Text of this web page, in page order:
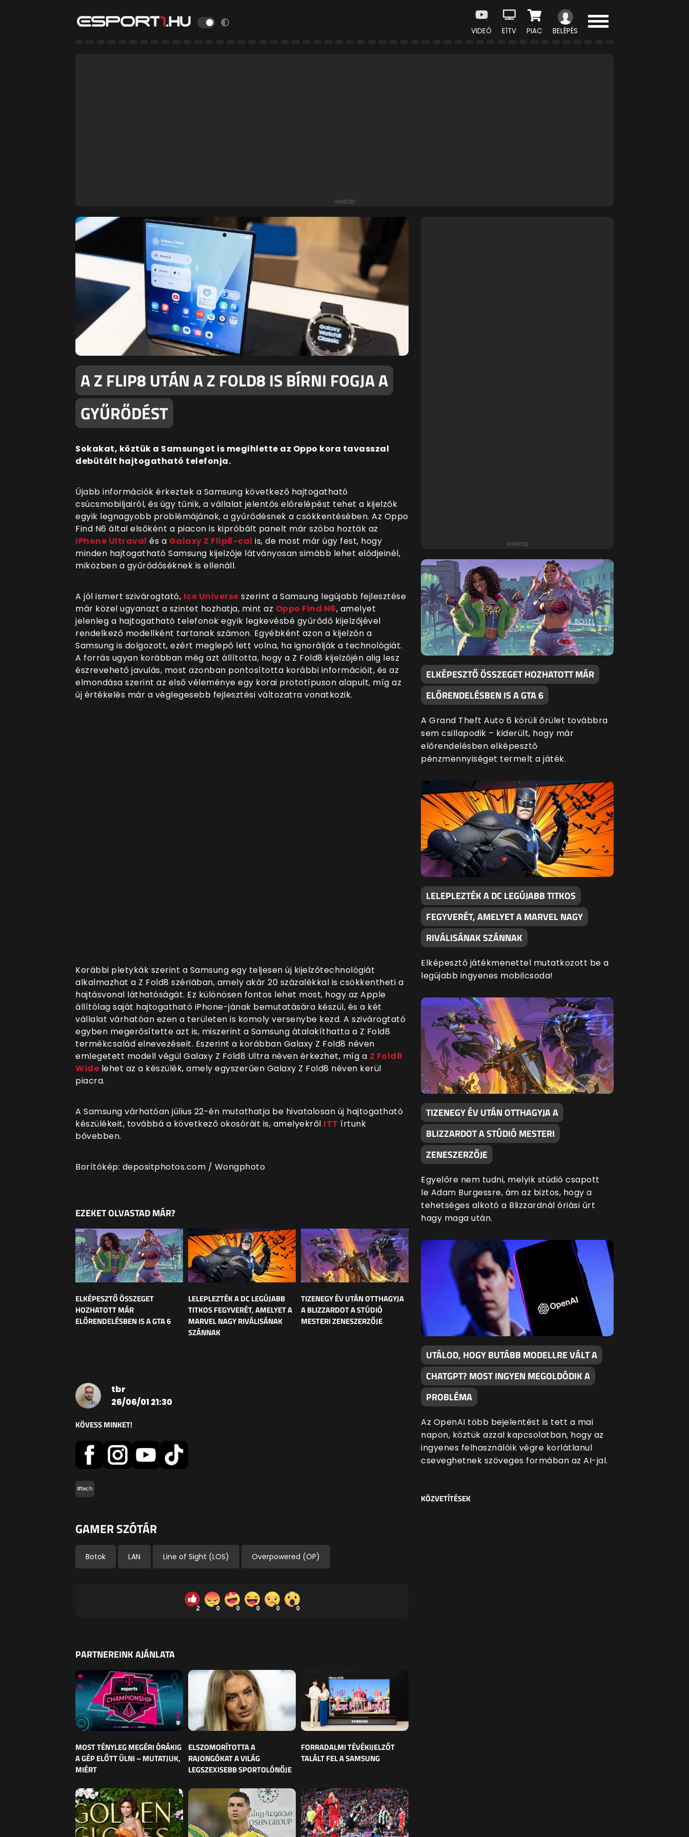
VIDEÓ E1TV PIAC BELÉPÉS
A Z FLIP8 UTÁN A Z FOLD8 IS BÍRNI FOGJA A
GYŰRŐDÉST
Sokakat, köztük a Samsungot is megihlette az Oppo kora tavasszal
debütált hajtogatható telefonja.
Újabb információk érkeztek a Samsung következő hajtogatható
csúcsmobiljairól, és úgy tűnik, a vállalat jelentős előrelépést tehet a kijelzők
egyik legnagyobb problémájának, a gyűrődésnek a csökkentésében. Az Oppo
Find N6 által elsőként a piacon is kipróbált panelt már szóba hozták az
iPhone Ultraval és a Galaxy Z Flip8-cal is, de most már úgy fest, hogy
minden hajtogatható Samsung kijelzője látványosan simább lehet elődjeinél,
miközben a gyűrődőséknek is ellenáll.
A jól ismert szivárogtató, Ice Universe szerint a Samsung legújabb fejlesztése
már közel ugyanazt a szintet hozhatja, mint az Oppo Find N6, amelyet
jelenleg a hajtogatható telefonok egyik legkevésbé gyűrődő kijelzőjével
rendelkező modellként tartanak számon. Egyébként azon a kijelzőn a
Samsung is dolgozott, ezért meglepő lett volna, ha ignorálják a technológiát.
A forrás ugyan korábban még azt állította, hogy a Z Fold8 kijelzőjén alig lesz
észrevehető javulás, most azonban pontosította korábbi információit, és az
elmondása szerint az első véleménye egy korai prototípuson alapult, míg az
új értékelés már a véglegesebb fejlesztési változatra vonatkozik.
Korábbi pletykák szerint a Samsung egy teljesen új kijelzőtechnológiát
alkalmazhat a Z Fold8 szériában, amely akár 20 százalékkal is csökkentheti a
hajtásvonal láthatóságát. Ez különösen fontos lehet most, hogy az Apple
állítólag saját hajtogatható iPhone-jának bemutatására készül, és a két
vállalat várhatóan ezen a területen is komoly versenybe kezd. A szivárogtató
egyben megerősítette azt is, miszerint a Samsung átalakíthatta a Z Fold8
termékcsalád elnevezéseit. Eszerint a korábban Galaxy Z Fold8 néven
emlegetett modell végül Galaxy Z Fold8 Ultra néven érkezhet, míg a Z Fold8
Wide lehet az a készülék, amely egyszerűen Galaxy Z Fold8 néven kerül
piacra.
A Samsung várhatóan július 22-én mutathatja be hivatalosan új hajtogatható
készülékeit, továbbá a következő okosóráit is, amelyekről ITT írtunk
bővebben.
Borítókép: depositphotos.com / Wongphoto
EZEKET OLVASTAD MÁR?
ELKÉPESZTŐ ÖSSZEGET
HOZHATOTT MÁR
ELŐRENDELÉSBEN IS A GTA 6
LELEPLEZTÉK A DC LEGÚJABB
TITKOS FEGYVERÉT, AMELYET A
MARVEL NAGY RIVÁLISÁNAK
SZÁNNAK
TIZENEGY ÉV UTÁN OTTHAGYJA
A BLIZZARDOT A STÚDIÓ
MESTERI ZENESZERZŐJE
tbr
26/06/01 21:30
KÖVESS MINKET!
#tech
GAMER SZÓTÁR
Botok LAN Line of Sight (LOS) Overpowered (OP)
2 0 0 0 0 0
PARTNEREINK AJÁNLATA
MOST TÉNYLEG MEGÉRI ÓRÁKIG
A GÉP ELŐTT ÜLNI – MUTATJUK,
MIÉRT
ELSZOMORÍTOTTA A
RAJONGÓKAT A VILÁG
LEGSZEXISEBB SPORTOLÓNŐJE
FORRADALMI TÉVÉKIJELZŐT
TALÁLT FEL A SAMSUNG
ELKÉPESZTŐ ÖSSZEGET HOZHATOTT MÁR
ELŐRENDELÉSBEN IS A GTA 6
A Grand Theft Auto 6 körüli őrület továbbra
sem csillapodik – kiderült, hogy már
előrendelésben elképesztő
pénzmennyiséget termelt a játék.
LELEPLEZTÉK A DC LEGÚJABB TITKOS
FEGYVERÉT, AMELYET A MARVEL NAGY
RIVÁLISÁNAK SZÁNNAK
Elképesztő játékmenettel mutatkozott be a
legújabb ingyenes mobilcsoda!
TIZENEGY ÉV UTÁN OTTHAGYJA A
BLIZZARDOT A STÚDIÓ MESTERI
ZENESZERZŐJE
Egyelőre nem tudni, melyik stúdió csapott
le Adam Burgessre, ám az biztos, hogy a
tehetséges alkotó a Blizzardnál óriási űrt
hagy maga után.
UTÁLOD, HOGY BUTÁBB MODELLRE VÁLT A
CHATGPT? MOST INGYEN MEGOLDÓDIK A
PROBLÉMA
Az OpenAI több bejelentést is tett a mai
napon, köztük azzal kapcsolatban, hogy az
ingyenes felhasználóik végre korlátlanul
cseveghetnek szöveges formában az AI-jal.
KÖZVETÍTÉSEK